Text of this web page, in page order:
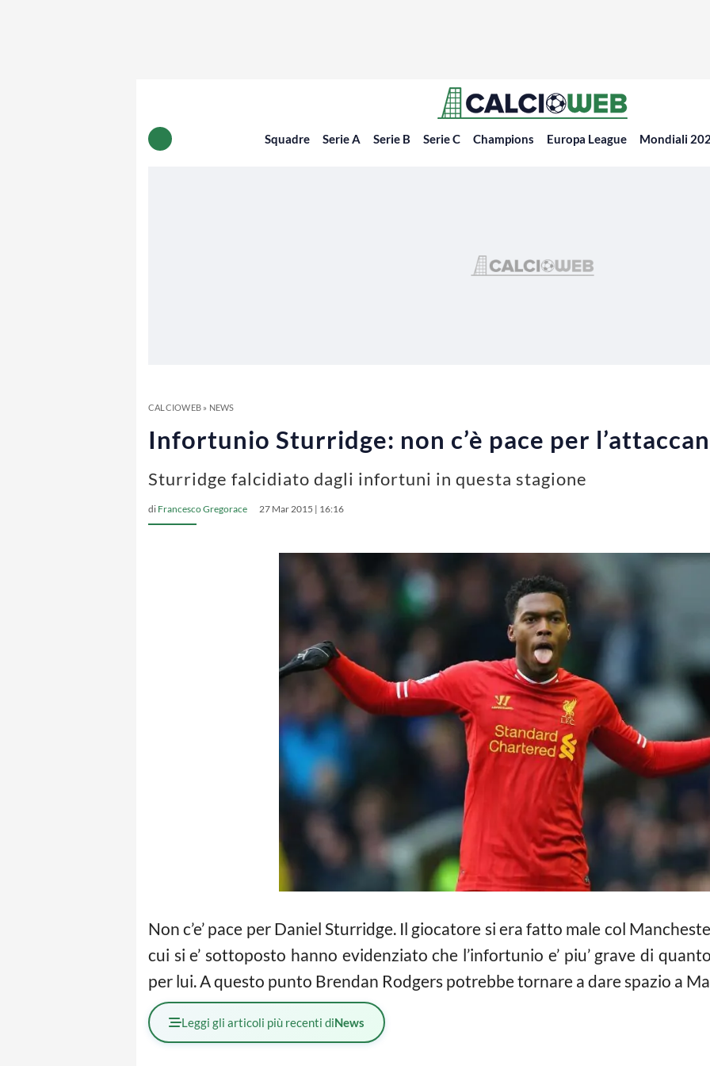
Squadre Serie A Serie B Serie C Champions Europa League Mondiali
CALCIOWEB» NEWS
Infortunio Sturridge: non c’è pace per
Sturridge falcidiato dagli infortuni in questa stagione
di Francesco Gregorace 27 Mar 2015 | 16:16
Non c’e’ pace per Daniel Sturridge. Il giocatore si era fatto male col
cui si e’ sottoposto hanno evidenziato che l’infortunio e’ piu’ grave di
per lui. A questo punto Brendan Rodgers potrebbe tornare a dare spazio a
Leggi gli articoli più recenti diNews